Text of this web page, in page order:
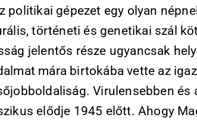
politikai gépezet egy olyan
történeti és genetikai szál
jelentős része ugyancsak
mára birtokába vette az
Virulensebben és
elődje 1945 előtt. Ahogy